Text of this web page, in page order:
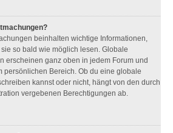
beinhalten wichtige Informationen,
so bald wie möglich lesen. Globale
erscheinen ganz oben in jedem Forum und
persönlichen Bereich. Ob du eine globale
kannst oder nicht, hängt von den durch
vergebenen Berechtigungen ab.